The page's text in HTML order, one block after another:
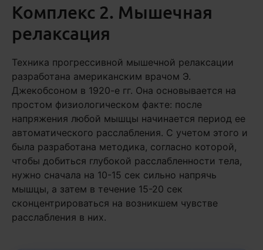
Комплекс 2. Мышечная
релаксация
Техника прогрессивной мышечной релаксации
разработана американским врачом Э.
Джекобсоном в 1920-е гг. Она основывается на
простом физиологическом факте: после
напряжения любой мышцы начинается период ее
автоматического расслабления. С учетом этого и
была разработана методика, согласно которой,
чтобы добиться глубокой расслабленности тела,
нужно сначала на 10-15 сек сильно напрячь
мышцы, а затем в течение 15-20 сек
сконцентрироваться на возникшем чувстве
расслабления в них.